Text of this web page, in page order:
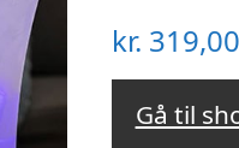
kr. 319,00
Gå til